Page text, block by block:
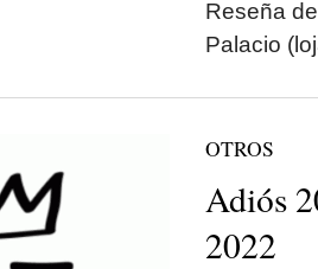
Reseña
Palacio
OTROS
Adiós
2022